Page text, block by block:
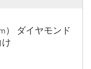
） ダイヤモンド